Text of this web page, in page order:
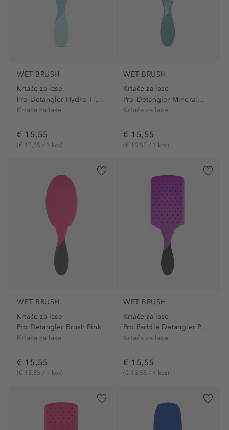
WET BRUSH
Krtače za lase
Pro Detangler Hydro Tie Dye...
Krtača za lase
€ 15,55
(€ 15,55 / 1 kos)
WET BRUSH
Krtače za lase
Pro Detangler Mineral...
Krtača za lase
€ 15,55
(€ 15,55 / 1 kos)
WET BRUSH
Krtače za lase
Pro Detangler Brush Pink
Krtača za lase
€ 15,55
(€ 15,55 / 1 kos)
WET BRUSH
Krtače za lase
Pro Paddle Detangler Purple
Krtača za lase
€ 15,55
(€ 15,55 / 1 kos)